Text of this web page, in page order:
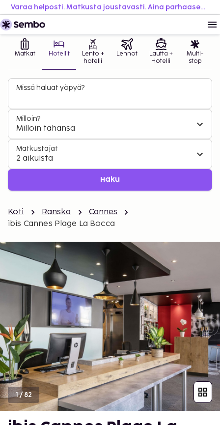
Varaa helposti. Matkusta joustavasti. Aina parhaaseen hintaan.
Matkat Hotellit
Lento +
hotelli
Lennot
Lautta +
Hotelli
Multi-
stop
Missä haluat yöpyä?
Milloin?
Milloin tahansa
Matkustajat
2 aikuista
Haku
Koti Ranska
Cannes
ibis Cannes Plage La Bocca
1/82